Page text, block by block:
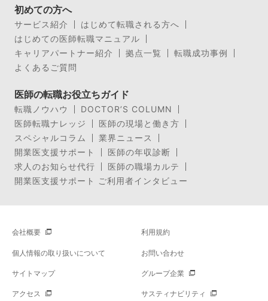
初めての方へ
サービス紹介
はじめて転職される方へ
はじめての医師転職マニュアル
キャリアパートナー紹介
拠点一覧
転職成功事例
よくあるご質問
医師の転職お役立ちガイド
転職ノウハウ
DOCTOR’S COLUMN
医師転職ナレッジ
医師の現場と働き方
スペシャルコラム
業界ニュース
開業医支援サポート
医師の年収診断
求人のお知らせ代行
医師の職場カルテ
開業医支援サポート ご利用者インタビュー
会社概要 利用規約
個人情報の取り扱いについて お問い合わせ
サイトマップ グループ企業
アクセス サスティナビリティ